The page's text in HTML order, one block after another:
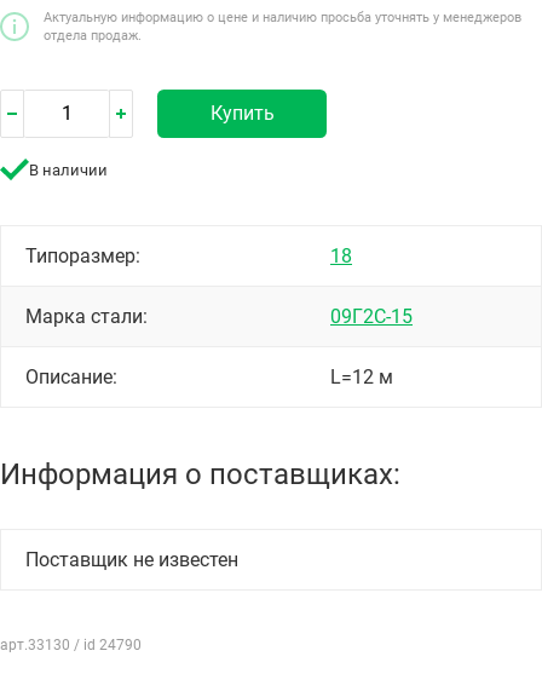
Актуальную информацию о цене и наличию просьба уточнять у менеджеров
отдела продаж.
Купить
В наличии
Типоразмер: 18
Марка стали: 09Г2С-15
Описание: L=12 м
Информация о поставщиках:
Поставщик не известен
арт.33130 / id 24790